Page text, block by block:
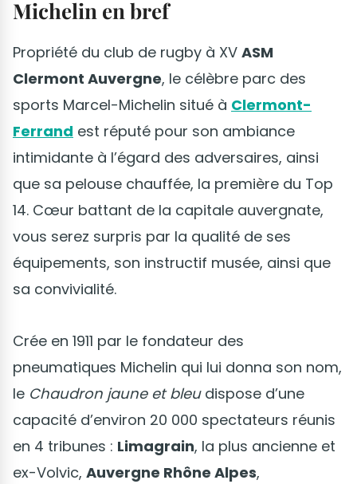
Michelin en bref
Propriété du club de rugby à XV ASM
Clermont Auvergne, le célèbre parc des
sports Marcel-Michelin situé à Clermont-
Ferrand est réputé pour son ambiance
intimidante à l’égard des adversaires, ainsi
que sa pelouse chauffée, la première du Top
14. Cœur battant de la capitale auvergnate,
vous serez surpris par la qualité de ses
équipements, son instructif musée, ainsi que
sa convivialité.
Crée en 1911 par le fondateur des
pneumatiques Michelin qui lui donna son nom,
le Chaudron jaune et bleudispose d’une
capacité d’environ 20 000 spectateurs réunis
en 4 tribunes : Limagrain, la plus ancienne et
ex-Volvic, Auvergne Rhône Alpes,